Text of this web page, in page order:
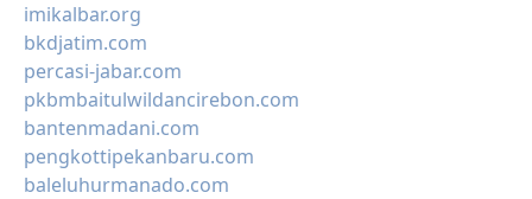
imikalbar.org
bkdjatim.com
percasi-jabar.com
pkbmbaitulwildancirebon.com
bantenmadani.com
pengkottipekanbaru.com
baleluhurmanado.com